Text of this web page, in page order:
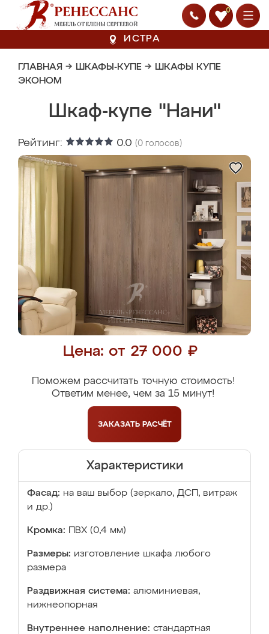
0
ИСТРА
ГЛАВНАЯ → ШКАФЫ-КУПЕ → ШКАФЫ КУПЕ
ЭКОНОМ
Шкаф-купе "Нани"
Рейтинг: 0.0 (0 голосов)
Цена: от 27 000 ₽
Поможем рассчитать точную стоимость!
Ответим менее, чем за 15 минут!
ЗАКАЗАТЬ РАСЧЁТ
Характеристики
Фасад: на ваш выбор (зеркало, ДСП, витраж
и др.)
Кромка: ПВХ (0,4 мм)
Размеры: изготовление шкафа любого
размера
Раздвижная система: алюминиевая,
нижнеопорная
Внутреннее наполнение: стандартная